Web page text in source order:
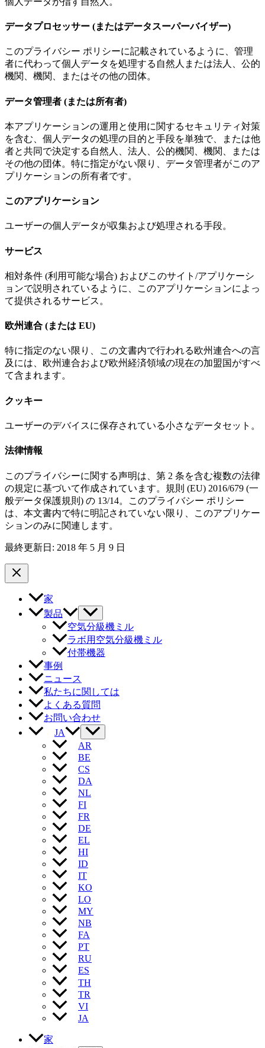
データプロセッサー (またはデータスーパーバイザー)
このプライバシー ポリシーに記載されているように、管理
者に代わって個人データを処理する自然人または法人、公的
機関、機関、またはその他の団体。
データ管理者 (または所有者)
本アプリケーションの運用と使用に関するセキュリティ対策
を含む、個人データの処理の目的と手段を単独で、または他
者と共同で決定する自然人、法人、公的機関、機関、または
その他の団体。特に指定がない限り、データ管理者がこのア
プリケーションの所有者です。
このアプリケーション
ユーザーの個人データが収集および処理される手段。
サービス
相対条件 (利用可能な場合) およびこのサイト/アプリケーシ
ョンで説明されているように、このアプリケーションによっ
て提供されるサービス。
欧州連合 (または EU)
特に指定のない限り、この文書内で行われる欧州連合への言
及には、欧州連合および欧州経済領域の現在の加盟国がすべ
て含まれます。
クッキー
ユーザーのデバイスに保存されている小さなデータセット。
法律情報
このプライバシーに関する声明は、第 2 条を含む複数の法律
の規定に基づいて作成されています。規則 (EU) 2016/679 (一
般データ保護規則) の 13/14。このプライバシー ポリシー
は、本文書内で特に明記されていない限り、このアプリケー
ションのみに関連します。
最終更新日: 2018 年 5 月 9 日
家
製品
空気分級機ミル
ラボ用空気分級機ミル
付帯機器
事例
ニュース
私たちに関しては
よくある質問
お問い合わせ
JA
AR
BE
CS
DA
NL
FI
FR
DE
EL
HI
ID
IT
KO
LO
MY
NB
FA
PT
RU
ES
TH
TR
VI
JA
家